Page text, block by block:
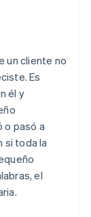
un cliente no
Es
él y
o pasó a
si toda la
el